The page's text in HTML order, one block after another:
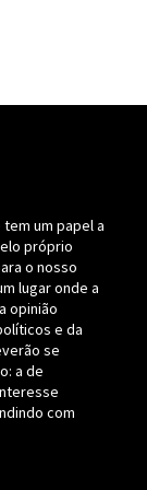
um papel a
próprio
o nosso
lugar onde a
opinião
e da
se
a de
com